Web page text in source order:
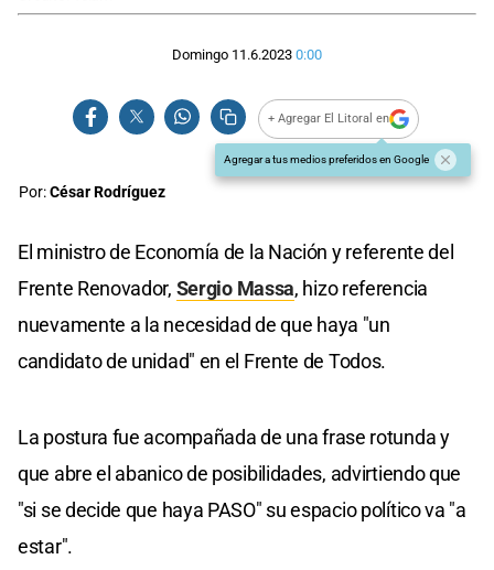
Domingo 11.6.2023 0:00
+ Agregar El Litoral en
Agregar a tus medios preferidos en Google
Por:César Rodríguez
El ministro de Economía de la Nación y referente del
Frente Renovador, Sergio Massa, hizo referencia
nuevamente a la necesidad de que haya "un
candidato de unidad" en el Frente de Todos.
La postura fue acompañada de una frase rotunda y
que abre el abanico de posibilidades, advirtiendo que
"si se decide que haya PASO" su espacio político va "a
estar".